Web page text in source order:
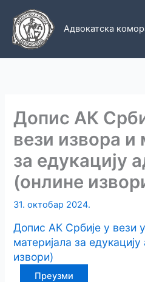
садржај
Адвокатска
Допис АК
вези извора и
за едукацију
(онлине
31. октобар 2024.
Допис АК Србије у вези
материјала за
извори)
Преузми